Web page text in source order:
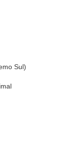
Sul)